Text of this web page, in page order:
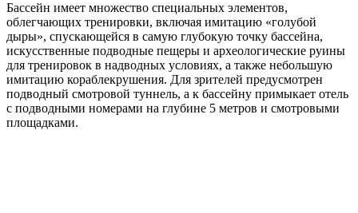
Бассейн имеет множество специальных элементов,
облегчающих тренировки, включая имитацию «голубой
дыры», спускающейся в самую глубокую точку бассейна,
искусственные подводные пещеры и археологические руины
для тренировок в надводных условиях, а также небольшую
имитацию кораблекрушения. Для зрителей предусмотрен
подводный смотровой туннель, а к бассейну примыкает отель
с подводными номерами на глубине 5 метров и смотровыми
площадками.